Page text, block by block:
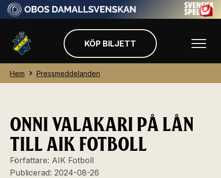
KÖP BILJETT
Hem Pressmeddelanden
ONNI VALAKARI PÅ LÅN
TILL AIK FOTBOLL
Författare: AIK Fotboll
Publicerad: 2024-08-26